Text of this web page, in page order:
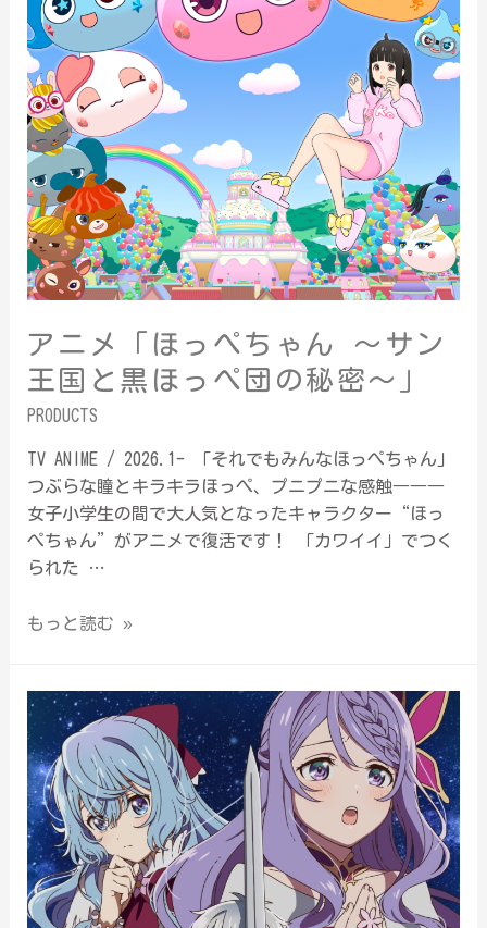
アニメ「ほっぺちゃん ～サン
王国と黒ほっぺ団の秘密～」
PRODUCTS
TV ANIME / 2026.1- 「それでもみんなほっぺちゃん」
つぶらな瞳とキラキラほっぺ、プニプニな感触―――
女子小学生の間で大人気となったキャラクター“ほっ
ぺちゃん”がアニメで復活です！ 「カワイイ」でつく
られた …
もっと読む »